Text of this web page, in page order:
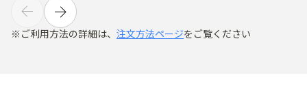
ご利用方​法の​詳細は、 ​注文方​法ページを​ご覧ください​